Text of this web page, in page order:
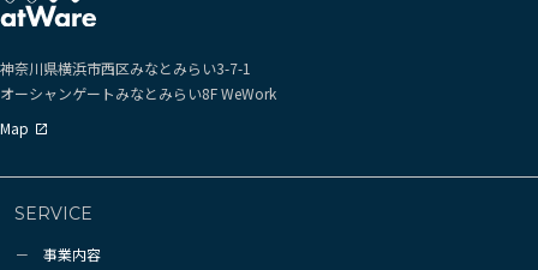
神奈川県横浜市西区みなとみらい3-7-1
オーシャンゲートみなとみらい8F WeWork
Map
SERVICE
事業内容